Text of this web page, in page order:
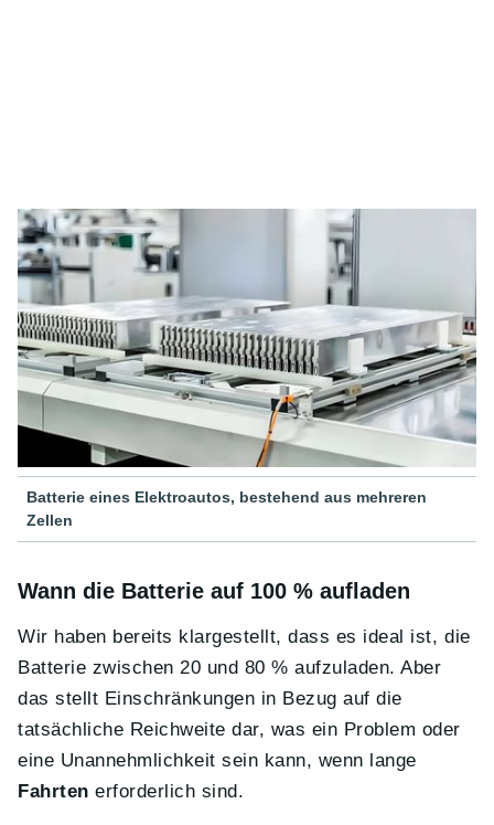
Batterie eines Elektroautos, bestehend aus mehreren
Zellen
Wann die Batterie auf 100 % aufladen
Wir haben bereits klargestellt, dass es ideal ist, die
Batterie zwischen 20 und 80 % aufzuladen. Aber
das stellt Einschränkungen in Bezug auf die
tatsächliche Reichweite dar, was ein Problem oder
eine Unannehmlichkeit sein kann, wenn lange
Fahrten erforderlich sind.